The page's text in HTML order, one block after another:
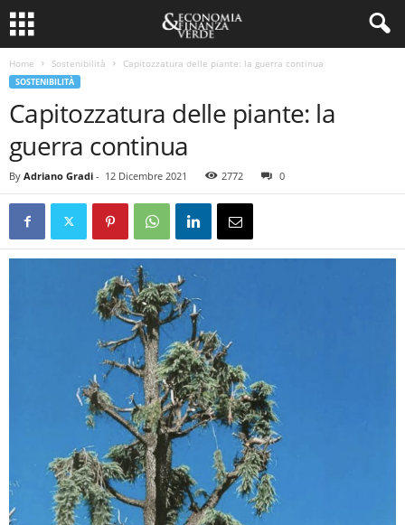
Home Sostenibilità Capitozzatura delle piante: la guerra continua
SOSTENIBILITÀ
Capitozzatura delle piante: la
guerra continua
By Adriano Gradi - 12 Dicembre 2021 2772 0